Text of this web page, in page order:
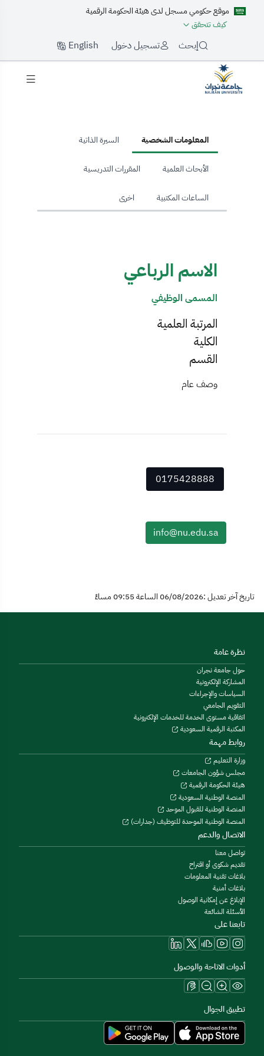
موقع حكومي مسجل لدى هيئة الحكومة الرقمية
كيف تتحقق
إبحث تسجيل دخول English
المعلومات الشخصية السيرة الذاتية
الأبحاث العلمية المقررات التدريسية
الساعات المكتبية اخرى
الاسم الرباعي
المسمى الوظيفي
المرتبة العلمية
الكلية
القسم
وصف عام
0175428888
info@nu.edu.sa
تاريخ آخر تعديل :06/08/2026 الساعة 09:55 مساءً
نظرة عامة
حول جامعة نجران
المشاركة الإلكترونية
السياسات والإجراءات
التقويم الجامعي
اتفاقية مستوى الخدمة للخدمات الإلكترونية
المكتبة الرقمية السعودية
روابط مهمة
وزارة التعليم
مجلس شؤون الجامعات
هيئة الحكومة الرقمية
المنصة الوطنية السعودية
المنصة الوطنية للقبول الموحد
المنصة الوطنية الموحدة للتوظيف (جدارات)
الاتصال والدعم
تواصل معنا
تقديم شكوى أو اقتراح
بلاغات تقنية المعلومات
بلاغات أمنية
الإبلاغ عن إمكانية الوصول
الأسئلة الشائعة
تابعنا على
أدوات الاتاحة والوصول
تطبيق الجوال